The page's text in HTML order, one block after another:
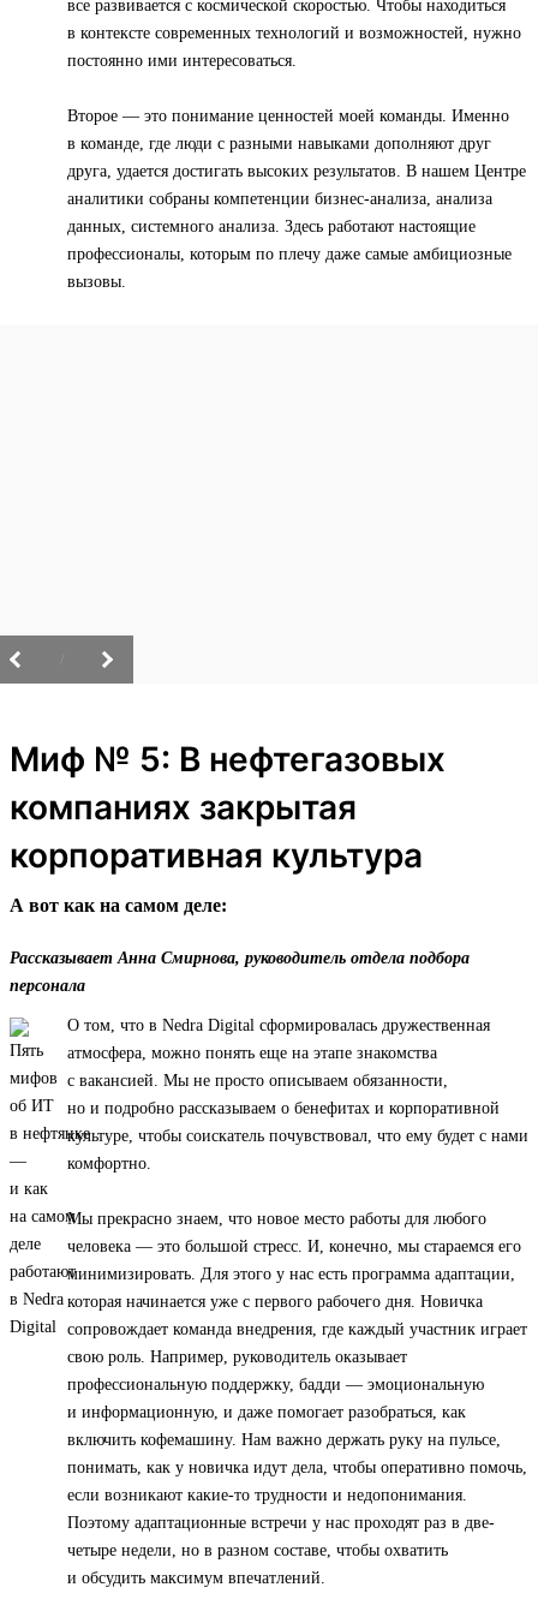
все развивается с космической скоростью. Чтобы находиться
в контексте современных технологий и возможностей, нужно
постоянно ими интересоваться.
Второе — это понимание ценностей моей команды. Именно
в команде, где люди с разными навыками дополняют друг
друга, удается достигать высоких результатов. В нашем Центре
аналитики собраны компетенции бизнес-анализа, анализа
данных, системного анализа. Здесь работают настоящие
профессионалы, которым по плечу даже самые амбициозные
вызовы.
Миф № 5: В нефтегазовых
компаниях закрытая
корпоративная культура
А вот как на самом деле:
Рассказывает Анна Смирнова, руководитель отдела подбора
персонала
О том, что в Nedra Digital сформировалась дружественная
атмосфера, можно понять еще на этапе знакомства
с вакансией. Мы не просто описываем обязанности,
но и подробно рассказываем о бенефитах и корпоративной
культуре, чтобы соискатель почувствовал, что ему будет с нами
комфортно.
Мы прекрасно знаем, что новое место работы для любого
человека — это большой стресс. И, конечно, мы стараемся его
минимизировать. Для этого у нас есть программа адаптации,
которая начинается уже с первого рабочего дня. Новичка
сопровождает команда внедрения, где каждый участник играет
свою роль. Например, руководитель оказывает
профессиональную поддержку, бадди — эмоциональную
и информационную, и даже помогает разобраться, как
включить кофемашину. Нам важно держать руку на пульсе,
понимать, как у новичка идут дела, чтобы оперативно помочь,
если возникают какие-то трудности и недопонимания.
Поэтому адаптационные встречи у нас проходят раз в две-
четыре недели, но в разном составе, чтобы охватить
и обсудить максимум впечатлений.